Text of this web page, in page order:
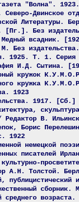
"Волна".
Северо-Двинское
Литературы.
[Пг.]. Без
Медный всадник.
Без
1925. Т. 1. Серия
И.Д. Сытина.
кружок
кружка
1923
1917. [Сб.]
Редактор В.
Борис
1922
немецкой
писателей
А.Н. Толстой.
среднего